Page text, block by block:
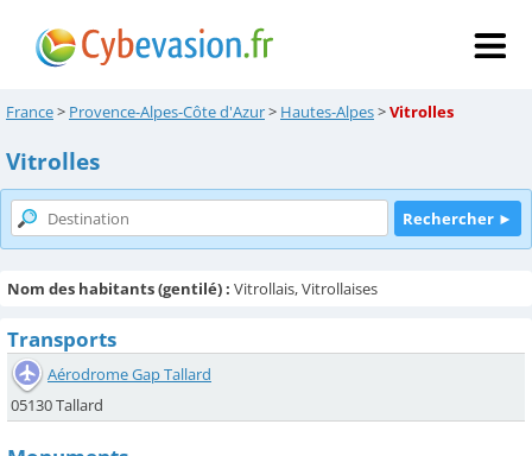
France> Provence-Alpes-Côte d'Azur> Hautes-Alpes>Vitrolles
Vitrolles
Nom des habitants (gentilé) : Vitrollais, Vitrollaises
Transports
Aérodrome Gap Tallard
05130 Tallard